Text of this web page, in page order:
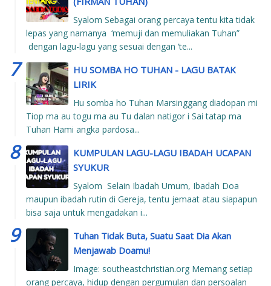
Syalom Sebagai orang percaya tentu kita tidak
lepas yang namanya ‘memuji dan memuliakan Tuhan”
dengan lagu-lagu yang sesuai dengan ‘te...
HU SOMBA HO TUHAN - LAGU BATAK
LIRIK
Hu somba ho Tuhan Marsinggang diadopan mi
Tiop ma au togu ma au Tu dalan natigor i Sai tatap ma
Tuhan Hami angka pardosa...
KUMPULAN LAGU-LAGU IBADAH UCAPAN
SYUKUR
Syalom Selain Ibadah Umum, Ibadah Doa
maupun ibadah rutin di Gereja, tentu jemaat atau siapapun
bisa saja untuk mengadakan i...
Tuhan Tidak Buta, Suatu Saat Dia Akan
Menjawab Doamu!
Image: southeastchristian.org Memang setiap
orang percaya, hidup dengan pergumulan dan persoalan